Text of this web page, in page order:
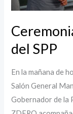
del SPP
En la mañana de
Salón General
Gobernador de la